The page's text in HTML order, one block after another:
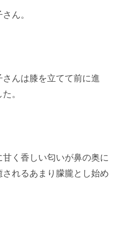
ん。
んは膝を立てて前に進
。
く香しい匂いが鼻の奥に
れるあまり朦朧とし始め